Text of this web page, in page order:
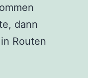
dann
Routen